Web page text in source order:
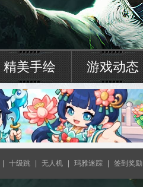
精美手绘 游戏动态
十级跳 无人机 玛雅迷踪 签到奖励